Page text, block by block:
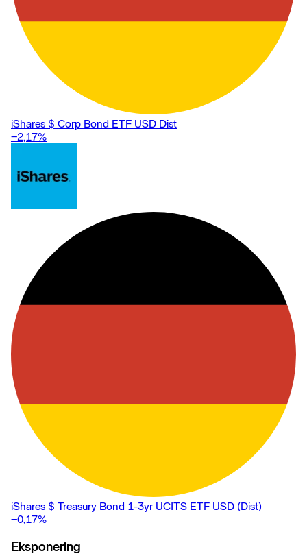
iShares $ Corp Bond ETF USD Dist
−2,17%
iShares $ Treasury Bond 1-3yr UCITS ETF USD (Dist)
−0,17%
Eksponering